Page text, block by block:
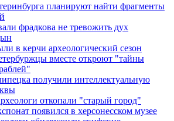
планируют найти фрагменты
фрадкова не тревожить дух
в керчи археологический сезон
вместе откроют "тайны
получили интеллектуальную
откопали "старый город"
появился в херсонесском музее